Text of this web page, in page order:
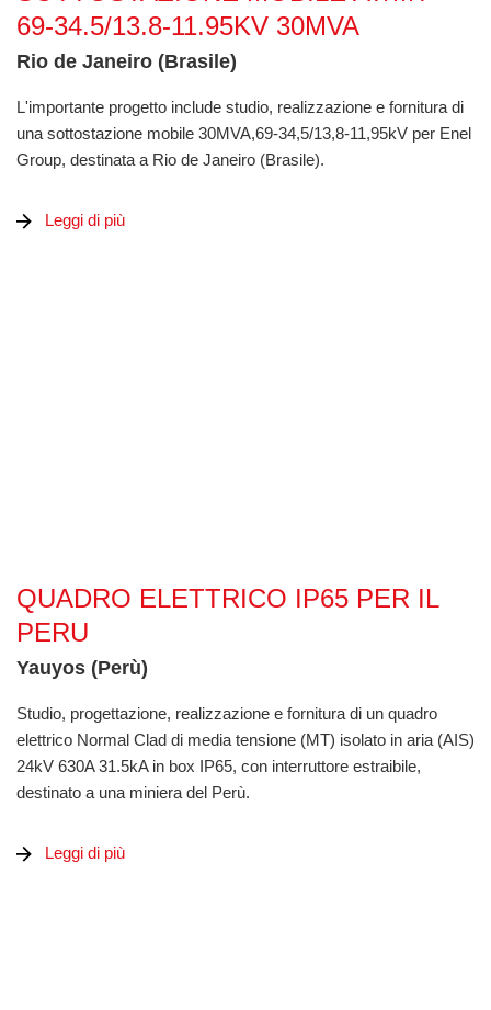
69-34.5/13.8-11.95KV 30MVA
Rio de Janeiro (Brasile)
L'importante progetto include studio, realizzazione e fornitura di
una sottostazione mobile 30MVA,69-34,5/13,8-11,95kV per Enel
Group, destinata a Rio de Janeiro (Brasile).
Leggi di più
QUADRO ELETTRICO IP65 PER IL
PERU
Yauyos (Perù)
Studio, progettazione, realizzazione e fornitura di un quadro
elettrico Normal Clad di media tensione (MT) isolato in aria (AIS)
24kV 630A 31.5kA in box IP65, con interruttore estraibile,
destinato a una miniera del Perù.
Leggi di più